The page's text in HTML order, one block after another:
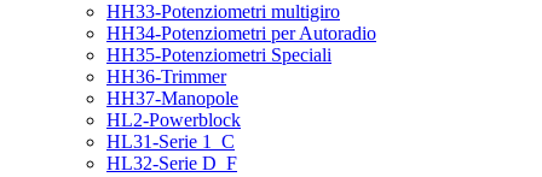
HH33-Potenziometri multigiro
HH34-Potenziometri per Autoradio
HH35-Potenziometri Speciali
HH36-Trimmer
HH37-Manopole
HL2-Powerblock
HL31-Serie 1_C
HL32-Serie D_F